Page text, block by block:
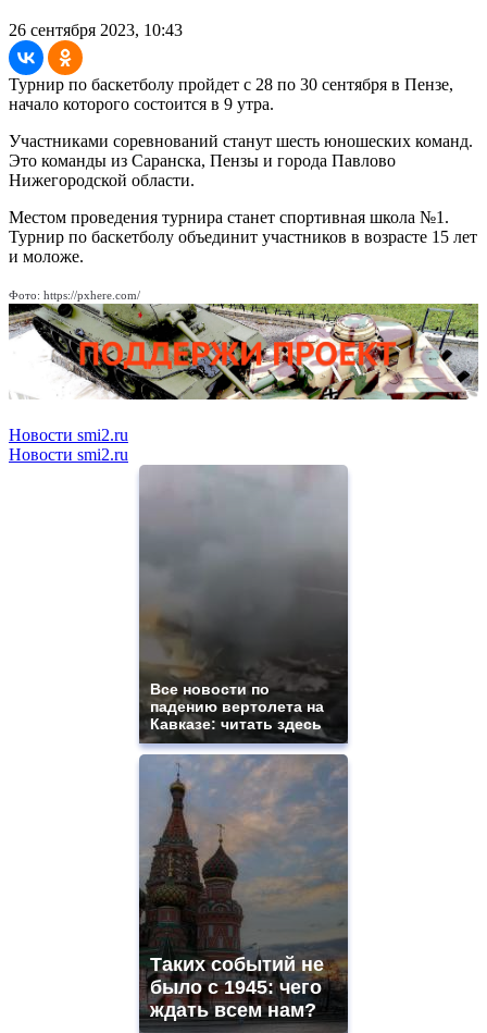
26 сентября 2023, 10:43
Турнир по баскетболу пройдет с 28 по 30 сентября в Пензе,
начало которого состоится в 9 утра.
Участниками соревнований станут шесть юношеских команд.
Это команды из Саранска, Пензы и города Павлово
Нижегородской области.
Местом проведения турнира станет спортивная школа №1.
Турнир по баскетболу объединит участников в возрасте 15 лет
и моложе.
Фото: https://pxhere.com/
Новости smi2.ru
Новости smi2.ru
Все новости по
падению вертолета на
Кавказе: читать здесь
Таких событий не
было с 1945: чего
ждать всем нам?